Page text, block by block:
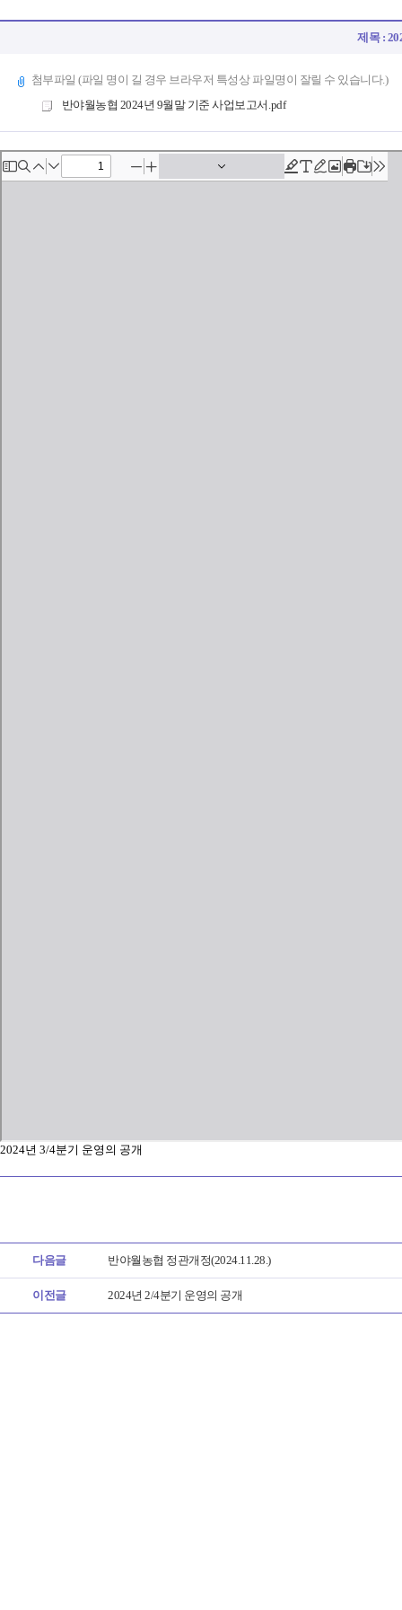
제목 :
첨부파일 (파일 명이 길 경우 브라우저 특성상 파일명이 잘릴 수 있습니다.)
반야월농협 2024년 9월말 기준 사업보고서.pdf
2024년 3/4분기 운영의 공개
다음글 반야월농협 정관개정(2024.11.28.)
이전글 2024년 2/4분기 운영의 공개